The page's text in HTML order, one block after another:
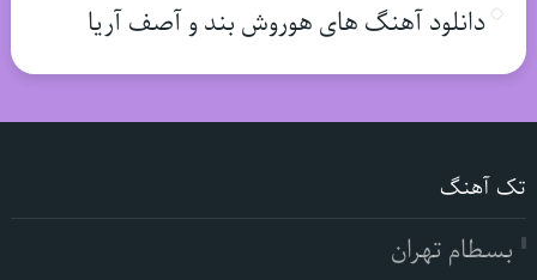
دانلود آهنگ های هوروش بند و آصف آریا
تک آهنگ
بسطام تهران